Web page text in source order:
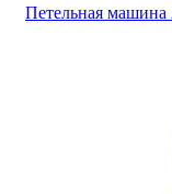
Петельная